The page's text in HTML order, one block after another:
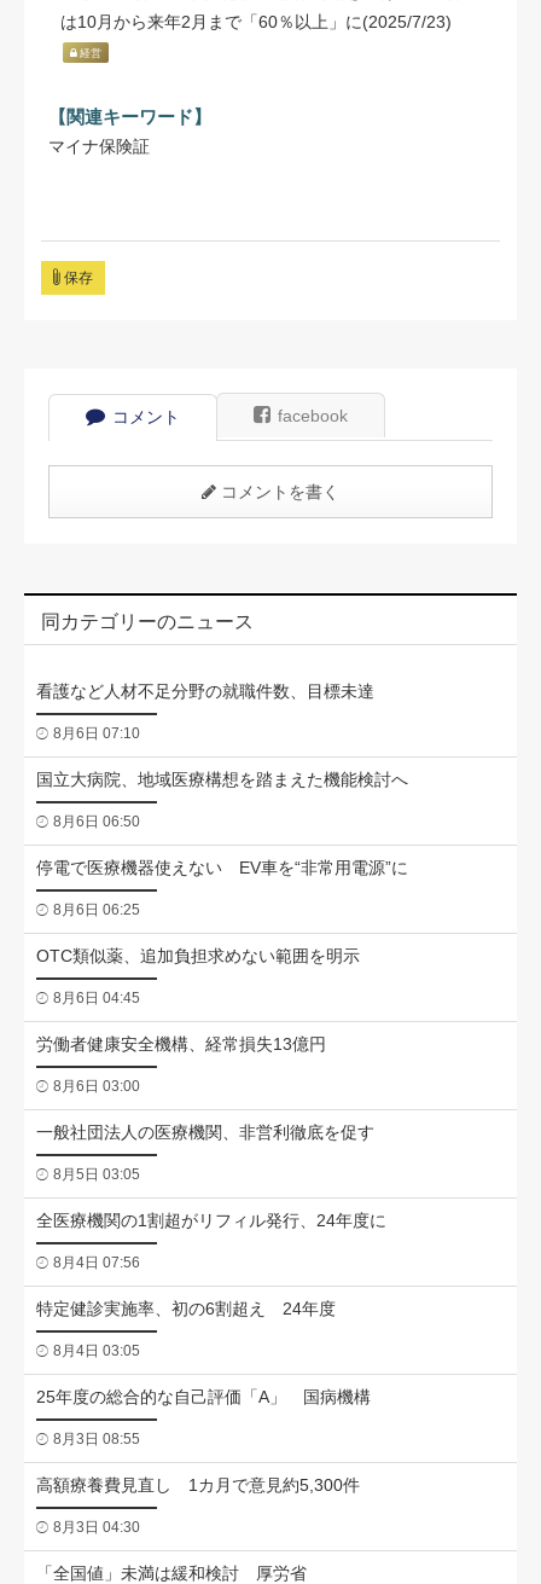
は10月から来年2月まで「60％以上」に(2025/7/23)
経営
【関連キーワード】
マイナ保険証
保存
コメント facebook
コメントを書く
同カテゴリーのニュース
看護など人材不足分野の就職件数、目標未達
8月6日 07:10
国立大病院、地域医療構想を踏まえた機能検討へ
8月6日 06:50
停電で医療機器使えない EV車を“非常用電源”に
8月6日 06:25
OTC類似薬、追加負担求めない範囲を明示
8月6日 04:45
労働者健康安全機構、経常損失13億円
8月6日 03:00
一般社団法人の医療機関、非営利徹底を促す
8月5日 03:05
全医療機関の1割超がリフィル発行、24年度に
8月4日 07:56
特定健診実施率、初の6割超え 24年度
8月4日 03:05
25年度の総合的な自己評価「A」 国病機構
8月3日 08:55
高額療養費見直し 1カ月で意見約5,300件
8月3日 04:30
「全国値」未満は緩和検討 厚労省